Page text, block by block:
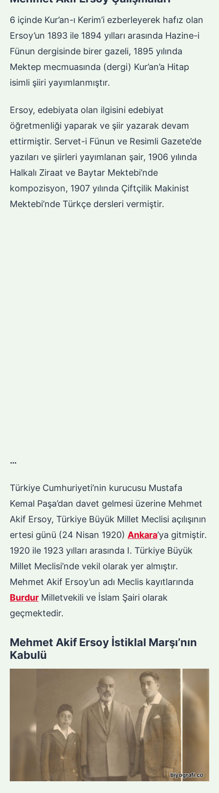
6 içinde Kur’an-ı Kerim’i ezberleyerek hafız olan
Ersoy’un 1893 ile 1894 yılları arasında Hazine-i
Fünun dergisinde birer gazeli, 1895 yılında
Mektep mecmuasında (dergi) Kur’an’a Hitap
isimli şiiri yayımlanmıştır.
Ersoy, edebiyata olan ilgisini edebiyat
öğretmenliği yaparak ve şiir yazarak devam
ettirmiştir. Servet-i Fünun ve Resimli Gazete’de
yazıları ve şiirleri yayımlanan şair, 1906 yılında
Halkalı Ziraat ve Baytar Mektebi’nde
kompozisyon, 1907 yılında Çiftçilik Makinist
Mektebi’nde Türkçe dersleri vermiştir.
…
Türkiye Cumhuriyeti’nin kurucusu Mustafa
Kemal Paşa’dan davet gelmesi üzerine Mehmet
Akif Ersoy, Türkiye Büyük Millet Meclisi açılışının
ertesi günü (24 Nisan 1920) Ankara’ya gitmiştir.
1920 ile 1923 yılları arasında I. Türkiye Büyük
Millet Meclisi’nde vekil olarak yer almıştır.
Mehmet Akif Ersoy’un adı Meclis kayıtlarında
Burdur Milletvekili ve İslam Şairi olarak
geçmektedir.
Mehmet Akif Ersoy İstiklal Marşı’nın
Kabulü